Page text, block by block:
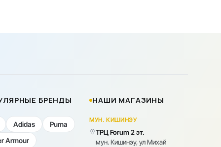
БРЕНДЫ
Adidas
Puma
Armour
НАШИ МАГАЗИНЫ
МУН. КИШИНЭУ
ТРЦ Forum 2 эт.
мун. Кишинэу, ул Михай